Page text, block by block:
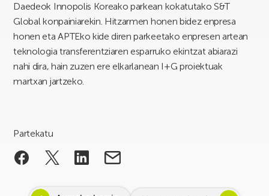
Daedeok Innopolis Koreako parkean kokatutako S&T
Global konpainiarekin. Hitzarmen honen bidez enpresa
honen eta APTEko kide diren parkeetako enpresen artean
teknologia transferentziaren esparruko ekintzat abiarazi
nahi dira, hain zuzen ere elkarlanean I+G proiektuak
martxan jartzeko.
Partekatu